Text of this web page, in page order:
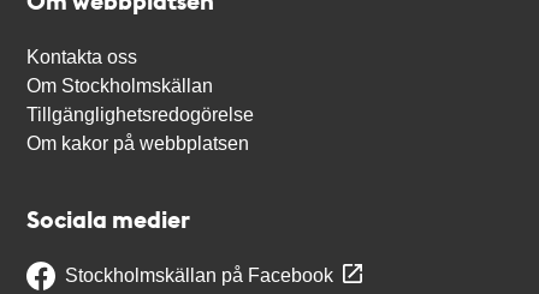
Kontakta oss
Om Stockholmskällan
Tillgänglighetsredogörelse
Om kakor på webbplatsen
Sociala medier
Stockholmskällan på Facebook